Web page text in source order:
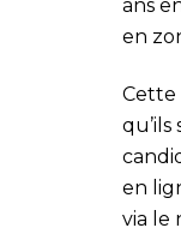
ans
en
Cette
en
via le